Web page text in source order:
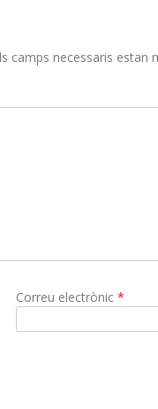
camps necessaris estan
Correu electrònic *